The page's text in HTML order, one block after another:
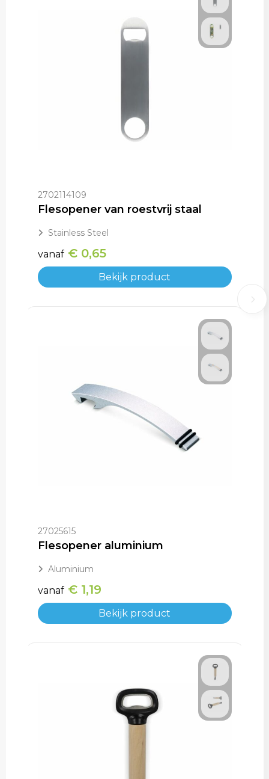
2702114109
Flesopener van roestvrij staal
Stainless Steel
vanaf € 0,65
Bekijk product
27025615
Flesopener aluminium
Aluminium
vanaf € 1,19
Bekijk product